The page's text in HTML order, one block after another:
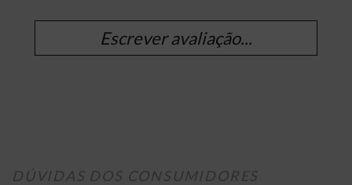
Escrever avaliação...
DÚVIDAS DOS CONSUMIDORES